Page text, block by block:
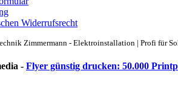
Widerrufsrecht
Zimmermann - Elektroinstallation | Profi für
- Flyer günstig drucken: 50.000